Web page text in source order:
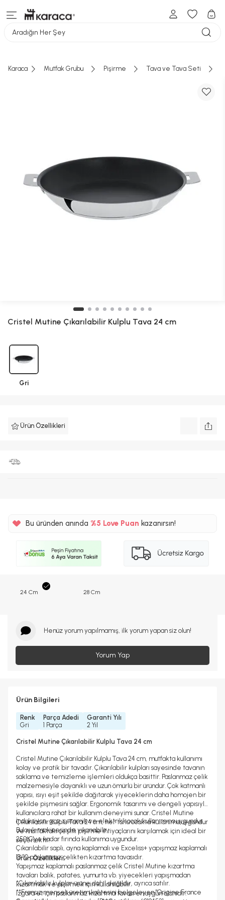
Aradığın Her Şey
Karaca Mutfak Grubu Pişirme Tava ve Tava Seti
Cristel Mutine Çıkarılabilir Kulplu Tava 24 cm
Gri
Ürün Özellikleri
Bu üründen anında %5
%5
Love Puan kazanırsın!
24 Cm 28 Cm
Henüz yorum yapılmamış, ilk yorum yapan siz olun!
Yorum Yap
Ürün Bilgileri
Renk
Gri
Parça Adedi
1 Parça
Garanti Yılı
2 Yıl
Cristel Mutine Çıkarılabilir Kulplu Tava 24 cm
Cristel Mutine Çıkarılabilir Kulplu Tava 24 cm, mutfakta kullanımı
kolay ve pratik bir tavadır. Çıkarılabilir kulpları sayesinde tavanın
saklama ve temizleme işlemleri oldukça basittir. Paslanmaz çelik
malzemesiyle dayanıklı ve uzun ömürlü bir üründür. Çok katmanlı
yapısı, ısıyı eşit şekilde dağıtarak yiyeceklerin daha homojen bir
şekilde pişmesini sağlar. Ergonomik tasarımı ve dengeli yapısıyla
kullanıcılara rahat bir kullanım deneyimi sunar. Cristel Mutine
Çıkarılabilir Kulplu Tava 24 cm, her türlü ocakta kullanıma uygundur
ve mutfaktaki çeşitli pişirme ihtiyaçlarını karşılamak için ideal bir
seçenektir.
Ürün Özellikleri:
İndüksiyon, gaz, seramik ve elektrikli ocak kullanımına uygundur.
Bulaşık makinesinde yıkanabilir.
250°C'ye kadar fırında kullanıma uygundur.
Çıkarılabilir saplı, ayna kaplamalı ve Exceliss+ yapışmaz kaplamalı
18/10 paslanmaz çelikten kızartma tavasıdır.
Yapışmaz kaplamalı paslanmaz çelik Cristel Mutine kızartma
tavaları balık, patates, yumurta vb. yiyecekleri yapışmadan
kızartmak ve pişirmek için kullanılabilir.
Izgara et için paslanmaz kızartma tavası en uygun olanıdır.
*Çıkarılabilir kulplar ürüne dahil değildir, ayrıca satılır.
**Fransız menşeli üretim kalitesini belgeleyen "Origine France